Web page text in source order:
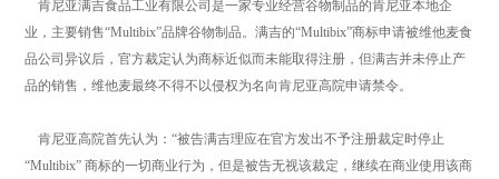
肯尼亚满吉食品工业有限公司是一家专业经营谷物制品的肯尼亚本地企
业，主要销售“Multibix”品牌谷物制品。满吉的“Multibix”商标申请被维他麦食
品公司异议后，官方裁定认为商标近似而未能取得注册，但满吉并未停止产
品的销售，维他麦最终不得不以侵权为名向肯尼亚高院申请禁令。
肯尼亚高院首先认为：“被告满吉理应在官方发出不予注册裁定时停止
“Multibix” 商标的一切商业行为，但是被告无视该裁定，继续在商业使用该商